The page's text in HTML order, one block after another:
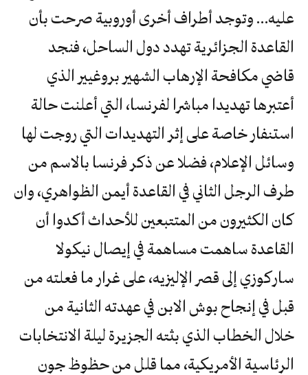
عليه… وتوجد أطراف أخرى أوروبية صرحت بأن
القاعدة الجزائرية تهدد دول الساحل، فنجد
قاضي مكافحة الإرهاب الشهير بروغيير الذي
أعتبرها تهديدا مباشرا لفرنسا، التي أعلنت حالة
استنفار خاصة على إثر التهديدات التي روجت لها
وسائل الإعلام، فضلا عن ذكر فرنسا بالاسم من
طرف الرجل الثاني في القاعدة أيمن الظواهري، وان
كان الكثيرون من المتتبعين للأحداث أكدوا أن
القاعدة ساهمت مساهمة في إيصال نيكولا
ساركوزي إلى قصر الإليزيه، على غرار ما فعلته من
قبل في إنجاح بوش الابن في عهدته الثانية من
خلال الخطاب الذي بثته الجزيرة ليلة الانتخابات
الرئاسية الأمريكية، مما قلل من حظوظ جون